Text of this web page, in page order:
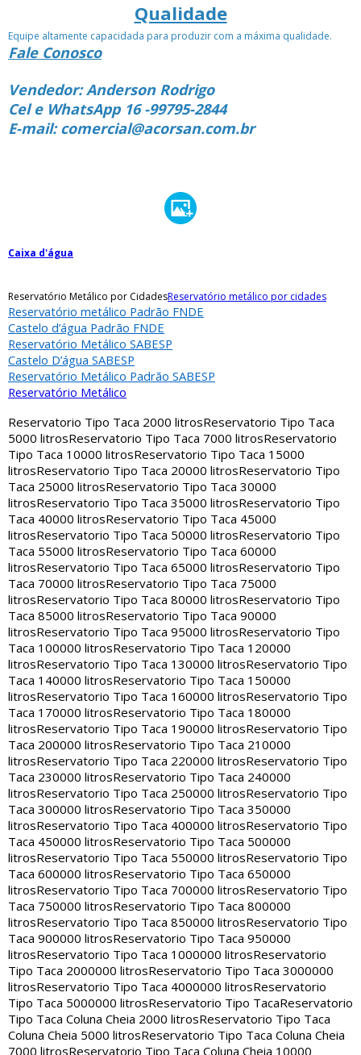
Qualidade
Equipe altamente capacidada para produzir com a máxima qualidade.
Fale Conosco
Vendedor: Anderson Rodrigo
Cel e WhatsApp 16 -99795-2844
E-mail: comercial@acorsan.com.br
Caixa d'água
Reservatório Metálico por CidadesReservatório metálico por cidades
Reservatório metálico Padrão FNDE
Castelo d’água Padrão FNDE
Reservatório Metálico SABESP
Castelo D’água SABESP
Reservatório Metálico Padrão SABESP
Reservatório Metálico
Reservatorio Tipo Taca 2000 litrosReservatorio Tipo Taca
5000 litrosReservatorio Tipo Taca 7000 litrosReservatorio
Tipo Taca 10000 litrosReservatorio Tipo Taca 15000
litrosReservatorio Tipo Taca 20000 litrosReservatorio Tipo
Taca 25000 litrosReservatorio Tipo Taca 30000
litrosReservatorio Tipo Taca 35000 litrosReservatorio Tipo
Taca 40000 litrosReservatorio Tipo Taca 45000
litrosReservatorio Tipo Taca 50000 litrosReservatorio Tipo
Taca 55000 litrosReservatorio Tipo Taca 60000
litrosReservatorio Tipo Taca 65000 litrosReservatorio Tipo
Taca 70000 litrosReservatorio Tipo Taca 75000
litrosReservatorio Tipo Taca 80000 litrosReservatorio Tipo
Taca 85000 litrosReservatorio Tipo Taca 90000
litrosReservatorio Tipo Taca 95000 litrosReservatorio Tipo
Taca 100000 litrosReservatorio Tipo Taca 120000
litrosReservatorio Tipo Taca 130000 litrosReservatorio Tipo
Taca 140000 litrosReservatorio Tipo Taca 150000
litrosReservatorio Tipo Taca 160000 litrosReservatorio Tipo
Taca 170000 litrosReservatorio Tipo Taca 180000
litrosReservatorio Tipo Taca 190000 litrosReservatorio Tipo
Taca 200000 litrosReservatorio Tipo Taca 210000
litrosReservatorio Tipo Taca 220000 litrosReservatorio Tipo
Taca 230000 litrosReservatorio Tipo Taca 240000
litrosReservatorio Tipo Taca 250000 litrosReservatorio Tipo
Taca 300000 litrosReservatorio Tipo Taca 350000
litrosReservatorio Tipo Taca 400000 litrosReservatorio Tipo
Taca 450000 litrosReservatorio Tipo Taca 500000
litrosReservatorio Tipo Taca 550000 litrosReservatorio Tipo
Taca 600000 litrosReservatorio Tipo Taca 650000
litrosReservatorio Tipo Taca 700000 litrosReservatorio Tipo
Taca 750000 litrosReservatorio Tipo Taca 800000
litrosReservatorio Tipo Taca 850000 litrosReservatorio Tipo
Taca 900000 litrosReservatorio Tipo Taca 950000
litrosReservatorio Tipo Taca 1000000 litrosReservatorio
Tipo Taca 2000000 litrosReservatorio Tipo Taca 3000000
litrosReservatorio Tipo Taca 4000000 litrosReservatorio
Tipo Taca 5000000 litrosReservatorio Tipo TacaReservatorio
Tipo Taca Coluna Cheia 2000 litrosReservatorio Tipo Taca
Coluna Cheia 5000 litrosReservatorio Tipo Taca Coluna Cheia
7000 litrosReservatorio Tipo Taca Coluna Cheia 10000